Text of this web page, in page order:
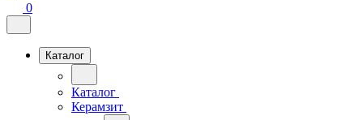
0
Каталог
Каталог
Керамзит